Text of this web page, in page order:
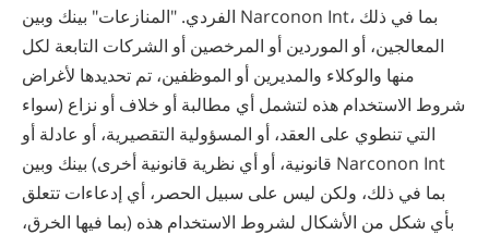
الفردي. "المنازعات" بينك وبين Narconon Int، بما في ذلك
المعالجين، أو الموردين أو المرخصين أو الشركات التابعة لكل
منها والوكلاء والمديرين أو الموظفين، تم تحديدها لأغراض
شروط الاستخدام هذه لتشمل أي مطالبة أو خلاف أو نزاع (سواء
التي تنطوي على العقد، أو المسؤولية التقصيرية، أو عادلة أو
قانونية، أو أي نظرية قانونية أخرى) بينك وبين Narconon Int
بما في ذلك، ولكن ليس على سبيل الحصر، أي إدعاءات تتعلق
بأي شكل من الأشكال لشروط الاستخدام هذه (بما فيها الخرق،